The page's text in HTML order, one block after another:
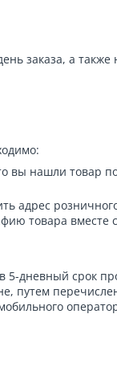
заказа, а также
вы нашли товар
адрес
товара вместе с
5-дневный срок
путем